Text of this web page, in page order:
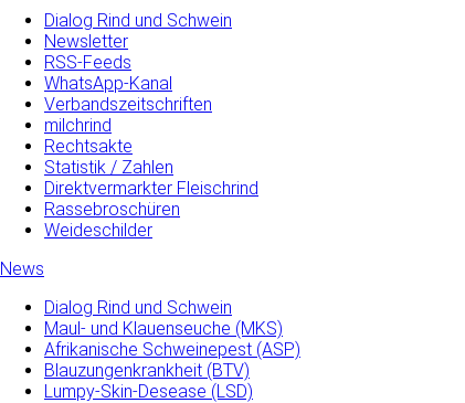
Dialog Rind und Schwein
Newsletter
RSS-Feeds
WhatsApp-Kanal
Verbandszeitschriften
milchrind
Rechtsakte
Statistik / Zahlen
Direktvermarkter Fleischrind
Rassebroschüren
Weideschilder
News
Dialog Rind und Schwein
Maul- und­ Klauenseuche­ (MKS)
Afrikanische Schweinepest (ASP)
Blauzungenkrankheit (BTV)
Lumpy-Skin-Desease (LSD)